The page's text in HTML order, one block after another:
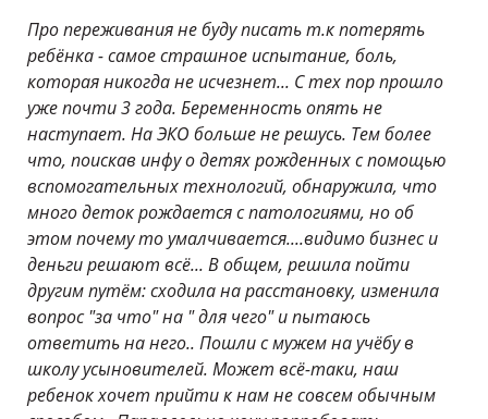
Про переживания не буду писать т.к потерять
ребёнка - самое страшное испытание, боль,
которая никогда не исчезнет... С тех пор прошло
уже почти 3 года. Беременность опять не
наступает. На ЭКО больше не решусь. Тем более
что, поискав инфу о детях рожденных с помощью
вспомогательных технологий, обнаружила, что
много деток рождается с патологиями, но об
этом почему то умалчивается....видимо бизнес и
деньги решают всё... В общем, решила пойти
другим путём: сходила на расстановку, изменила
вопрос "за что" на " для чего" и пытаюсь
ответить на него.. Пошли с мужем на учёбу в
школу усыновителей. Может всё-таки, наш
ребенок хочет прийти к нам не совсем обычным